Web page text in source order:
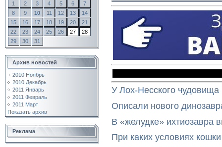
1
2 3 4 5 6
7
8
9 10 11 12 13
14
15
16 17 18 19 20
21
22
23 24 25 26 27
28
29
30 31
Архив новостей
2010 Ноябрь
2010 Декабрь
2011 Январь
2011 Февраль
2011 Март
Показать архив
Реклама
У Лох-Несского
Описали нового
В «желудке» ихтиозавра
При каких условиях